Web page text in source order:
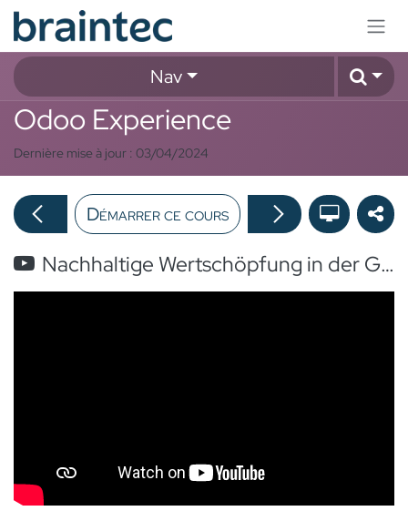
Se rendre au contenu
Nav
Odoo Experience
Dernière mise à jour : 03/04/2024
Nachhaltige Wertschöpfung in der Gastronomie mit Odoo
Démarrer ce cours